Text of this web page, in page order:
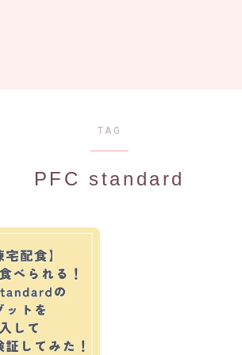
TAG
PFC standard